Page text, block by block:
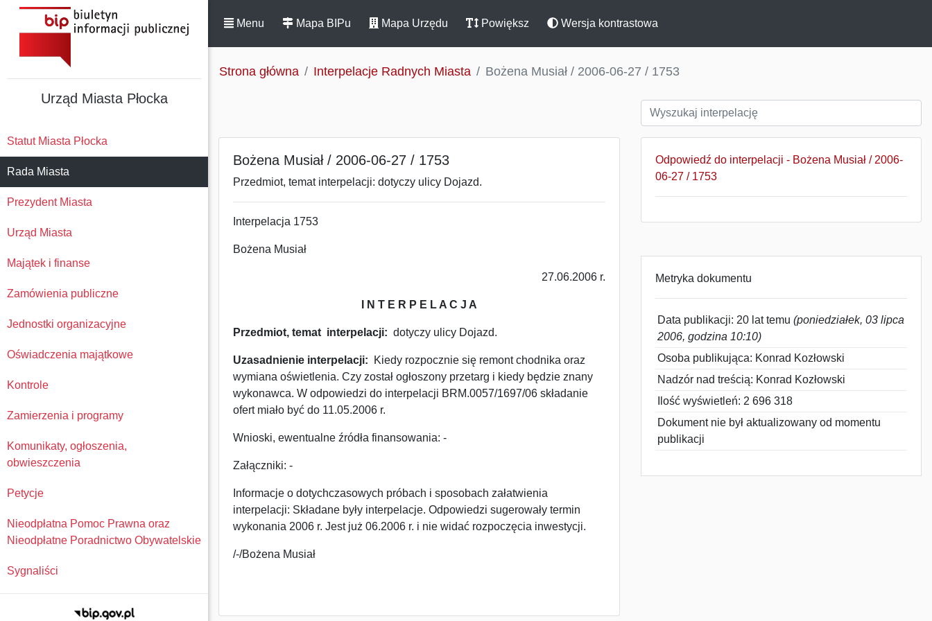
Urząd Miasta Płocka
Statut Miasta Płocka
Rada Miasta
Prezydent Miasta
Urząd Miasta
Majątek i finanse
Zamówienia publiczne
Jednostki organizacyjne
Oświadczenia majątkowe
Kontrole
Zamierzenia i programy
Komunikaty, ogłoszenia,
obwieszczenia
Petycje
Nieodpłatna Pomoc Prawna oraz
Nieodpłatne Poradnictwo Obywatelskie
Sygnaliści
Menu Mapa BIPu Mapa Urzędu Powiększ Wersja kontrastowa
Strona główna Interpelacje Radnych Miasta Bożena Musiał / 2006-06-27 / 1753
Bożena Musiał / 2006-06-27 / 1753
Przedmiot, temat interpelacji: dotyczy ulicy Dojazd.
Interpelacja 1753
Bożena Musiał
27.06.2006 r.
I N T E R P E L A C J A
Przedmiot, temat interpelacji: dotyczy ulicy Dojazd.
Uzasadnienie interpelacji: Kiedy rozpocznie się remont chodnika oraz
wymiana oświetlenia. Czy został ogłoszony przetarg i kiedy będzie znany
wykonawca. W odpowiedzi do interpelacji BRM.0057/1697/06 składanie
ofert miało być do 11.05.2006 r.
Wnioski, ewentualne źródła finansowania: -
Załączniki: -
Informacje o dotychczasowych próbach i sposobach załatwienia
interpelacji: Składane były interpelacje. Odpowiedzi sugerowały termin
wykonania 2006 r. Jest już 06.2006 r. i nie widać rozpoczęcia inwestycji.
/-/Bożena Musiał
Odpowiedź do interpelacji - Bożena Musiał / 2006-
06-27 / 1753
Metryka dokumentu
Data publikacji: 20 lat temu (poniedziałek, 03 lipca
2006, godzina 10:10)
Osoba publikująca: Konrad Kozłowski
Nadzór nad treścią: Konrad Kozłowski
Ilość wyświetleń: 2 696 318
Dokument nie był aktualizowany od momentu
publikacji